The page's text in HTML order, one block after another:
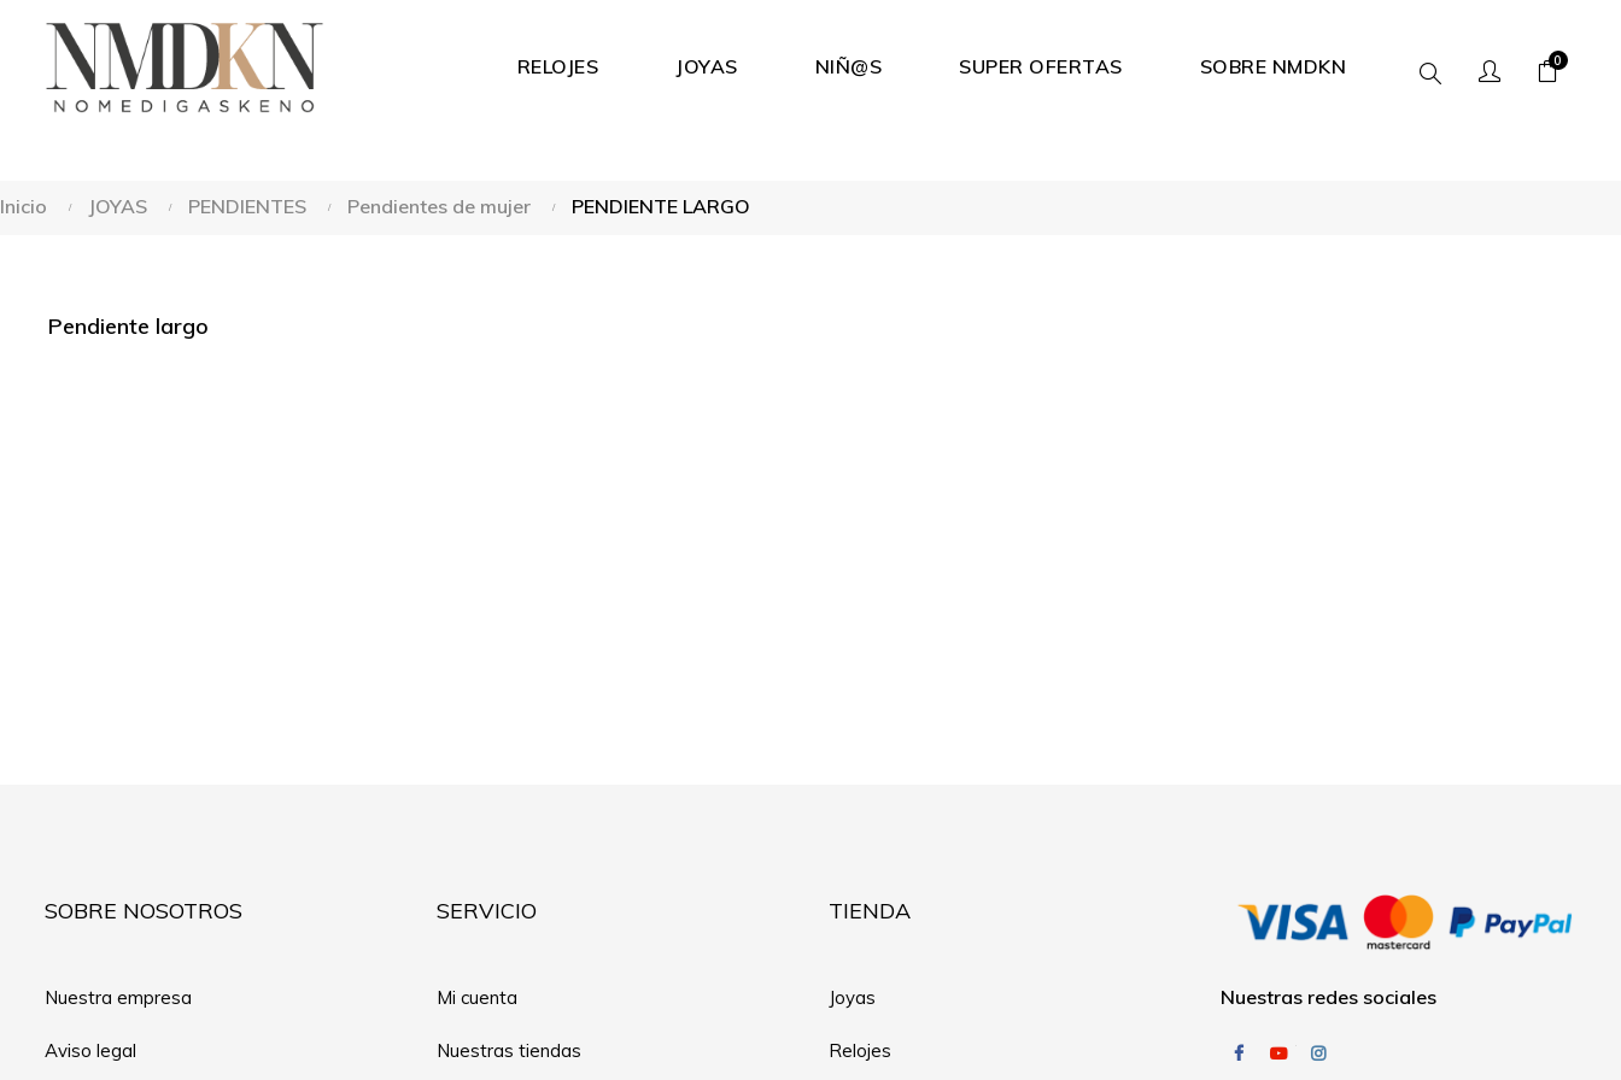
RELOJES JOYAS NIÑ@S SUPER OFERTAS SOBRE NMDKN Search 0
Inicio JOYAS PENDIENTES Pendientes de mujer PENDIENTE LARGO
Pendiente largo
SOBRE NOSOTROS
Nuestra empresa
Aviso legal
SERVICIO
Mi cuenta
Nuestras tiendas
TIENDA
Joyas
Relojes
Nuestras redes sociales
FacebookYouTube